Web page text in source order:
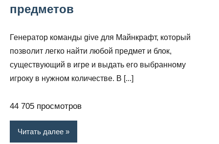
предметов
Генератор команды give для Майнкрафт, который
позволит легко найти любой предмет и блок,
существующий в игре и выдать его выбранному
игроку в нужном количестве. В [...]
44 705 просмотров
Читать далее